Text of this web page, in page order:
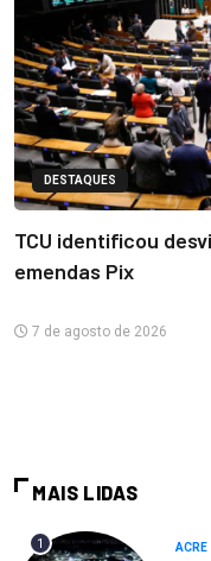
DESTAQUES
TCU identificou
emendas Pix
7 de agosto de 2026
MAIS LIDAS
1 ACRE